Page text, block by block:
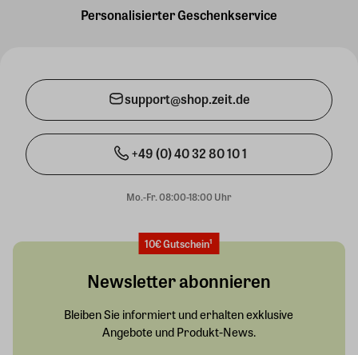
Personalisierter Geschenkservice
support@shop.zeit.de
+49 (0) 40 32 80 10 1
Mo.-Fr. 08:00-18:00 Uhr
10€ Gutschein¹
Newsletter abonnieren
Bleiben Sie informiert und erhalten exklusive
Angebote und Produkt-News.